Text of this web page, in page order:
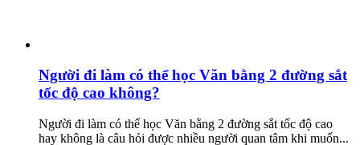
Người đi làm có thể học Văn bằng 2 đường sắt
tốc độ cao không?
Người đi làm có thể học Văn bằng 2 đường sắt tốc độ cao
hay không là câu hỏi được nhiều người quan tâm khi muốn...